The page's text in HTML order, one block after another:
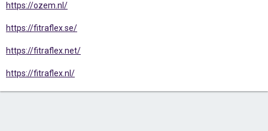
https://ozem.nl/
https://fitraflex.se/
https://fitraflex.net/
https://fitraflex.nl/